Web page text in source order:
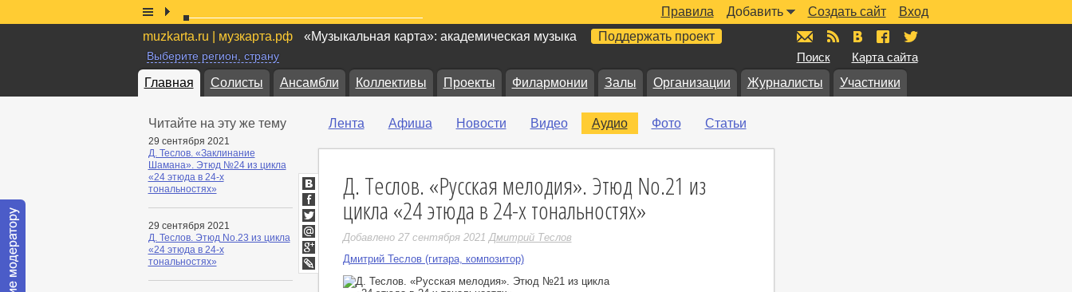
Вход
Создать сайт
Добавить
Правила
muzkarta.ru | музкарта.рф
«Музыкальная карта»: академическая музыка Поддержать проект
Выберите регион, страну Поиск Карта сайта
Главная Солисты Ансамбли Коллективы Проекты Филармонии Залы Организации Журналисты Участники
Читайте на эту же тему
29 сентября 2021
Д. Теслов. «Заклинание
Шамана». Этюд №24 из цикла
«24 этюда в 24-х
тональностях»
29 сентября 2021
Д. Теслов. Этюд No.23 из цикла
«24 этюда в 24-х
тональностях»
Лента Афиша Новости Видео Аудио Фото Статьи
Д. Теслов. «Русская мелодия». Этюд No.21 из
цикла «24 этюда в 24-х тональностях»
Добавлено 27 сентября 2021Дмитрий Теслов
Дмитрий Теслов (гитара, композитор)
ВКонтакте
Facebook
Twitter
Мой
Мир
Google+
LiveJournal